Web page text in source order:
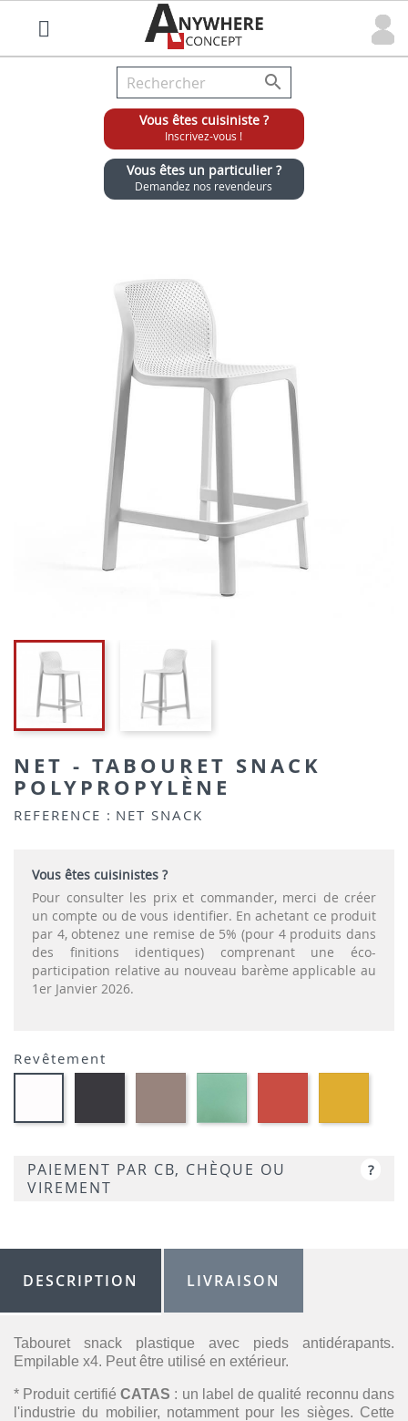

Vous êtes cuisiniste ?
Inscrivez-vous !
Vous êtes un particulier ?
Demandez nos revendeurs
NET - TABOURET SNACK
POLYPROPYLÈNE
REFERENCE : NET SNACK
Vous êtes cuisinistes ?
Pour consulter les prix et commander, merci de créer
un compte ou de vous identifier. En achetant ce produit
par 4, obtenez une remise de 5% (pour 4 produits dans
des finitions identiques) comprenant une éco-
participation relative au nouveau barème applicable au
1er Janvier 2026.
Revêtement
Blanc
Taupe
Vert
PAIEMENT PAR CB, CHÈQUE OU
VIREMENT
?
DESCRIPTION LIVRAISON
Tabouret snack plastique avec pieds antidérapants.
Empilable x4. Peut être utilisé en extérieur.
* Produit certifié CATAS : un label de qualité reconnu dans
l'industrie du mobilier, notamment pour les sièges. Cette